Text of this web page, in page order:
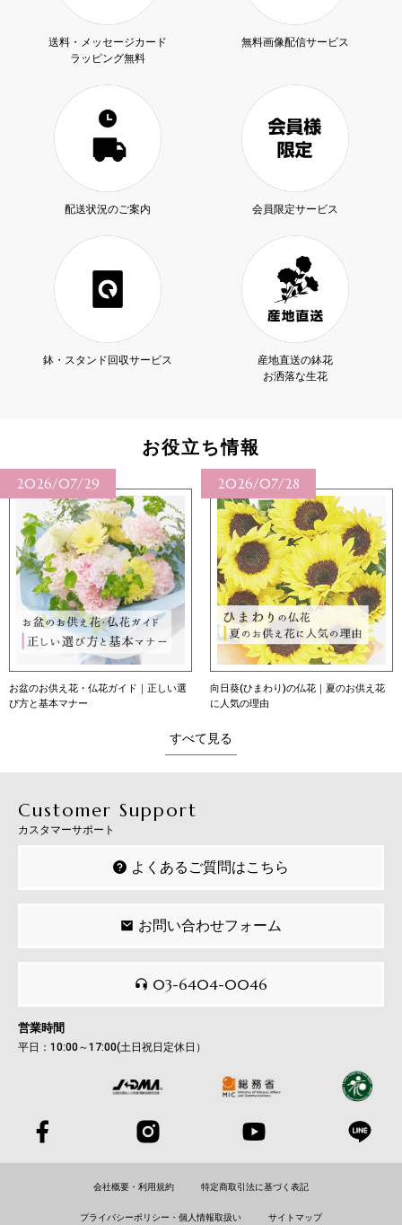
送料・メッセージカード
ラッピング無料
無料画像配信サービス
配送状況のご案内 会員限定サービス
鉢・スタンド回収サービス
産地直送の鉢花
お洒落な生花
お役立ち情報
2026/07/28
向日葵(ひまわり)の仏花｜夏のお供え花
に人気の理由
2026/07/27
向日葵（ひまわり）の花言葉｜本数別の
意味・育て方・贈り方
すべて見る
Customer Support
カスタマーサポート
よくあるご質問はこちら
お問い合わせフォーム
03-6404-0046
営業時間
平日：10:00～17:00(土日祝日定休日）
会社概要・利用規約 特定商取引法に基づく表記
プライバシーポリシー・個人情報取扱い サイトマップ